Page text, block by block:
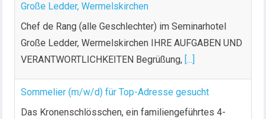
Große Ledder, Wermelskirchen
Chef de Rang (alle Geschlechter) im Seminarhotel
Große Ledder, Wermelskirchen IHRE AUFGABEN UND
VERANTWORTLICHKEITEN Begrüßung, [...]
Sommelier (m/w/d) für Top-Adresse gesucht
Das Kronenschlösschen, ein familiengeführtes 4-